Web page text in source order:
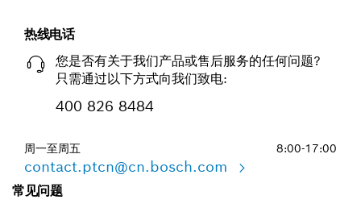
热线电话
您是否有关于我们产品或售后服务的任何问题?
只需通过以下方式向我们致电:
400 826 8484
周一至周五 8:00-17:00
contact.ptcn@cn.bosch.com
常见问题